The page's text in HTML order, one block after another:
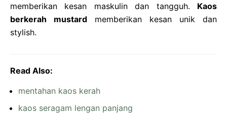
memberikan kesan maskulin dan tangguh. Kaos
berkerah mustard memberikan kesan unik dan
stylish.
Read Also:
mentahan kaos kerah
kaos seragam lengan panjang